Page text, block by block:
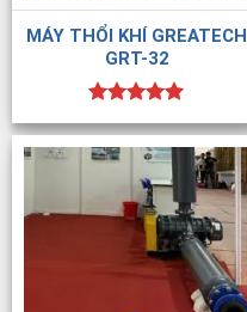
MÁY THỔI KHÍ GREATECH
GRT-32
Được xếp
hạng5.00
5 sao